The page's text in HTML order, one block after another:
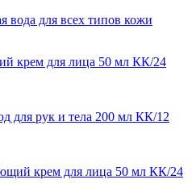
для всех типов кожи
крем для лица 50 мл КК/24
рук и тела 200 мл КК/12
крем для лица 50 мл КК/24